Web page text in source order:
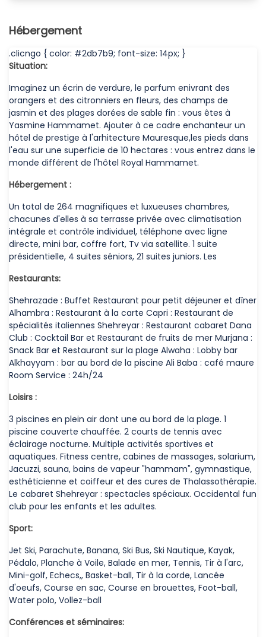
Hébergement
.clicngo { color: #2db7b9; font-size: 14px; }
Situation:
Imaginez un écrin de verdure, le parfum enivrant des
orangers et des citronniers en fleurs, des champs de
jasmin et des plages dorées de sable fin : vous êtes à
Yasmine Hammamet. Ajouter à ce cadre enchanteur un
hôtel de prestige à l'arhitecture Mauresque,les pieds dans
l'eau sur une superficie de 10 hectares : vous entrez dans le
monde différent de l'hôtel Royal Hammamet.
Hébergement :
Un total de 264 magnifiques et luxueuses chambres,
chacunes d'elles à sa terrasse privée avec climatisation
intégrale et contrôle individuel, téléphone avec ligne
directe, mini bar, coffre fort, Tv via satellite. 1 suite
présidentielle, 4 suites séniors, 21 suites juniors. Les
Restaurants:
Shehrazade : Buffet Restaurant pour petit déjeuner et dîner
Alhambra : Restaurant à la carte Capri : Restaurant de
spécialités italiennes Shehreyar : Restaurant cabaret Dana
Club : Cocktail Bar et Restaurant de fruits de mer Murjana :
Snack Bar et Restaurant sur la plage Alwaha : Lobby bar
Alkhayyam : bar au bord de la piscine Ali Baba : café maure
Room Service : 24h/24
Loisirs :
3 piscines en plein air dont une au bord de la plage. 1
piscine couverte chauffée. 2 courts de tennis avec
éclairage nocturne. Multiple activités sportives et
aquatiques. Fitness centre, cabines de massages, solarium,
Jacuzzi, sauna, bains de vapeur "hammam", gymnastique,
esthéticienne et coiffeur et des cures de Thalassothérapie.
Le cabaret Shehreyar : spectacles spéciaux. Occidental fun
club pour les enfants et les adultes.
Sport:
Jet Ski, Parachute, Banana, Ski Bus, Ski Nautique, Kayak,
Pédalo, Planche à Voile, Balade en mer, Tennis, Tir à l'arc,
Mini-golf, Echecs,, Basket-ball, Tir à la corde, Lancée
d'oeufs, Course en sac, Course en brouettes, Foot-ball,
Water polo, Vollez-ball
Conférences et séminaires: